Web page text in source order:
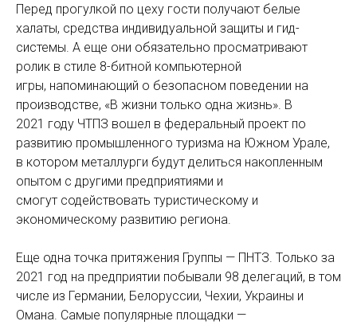
Перед прогулкой по цеху гости получают белые
халаты, средства индивидуальной защиты и гид-
системы. А еще они обязательно просматривают
ролик в стиле 8-битной компьютерной
игры, напоминающий о безопасном поведении на
производстве, «В жизни только одна жизнь». В
2021 году ЧТПЗ вошел в федеральный проект по
развитию промышленного туризма на Южном Урале,
в котором металлурги будут делиться накопленным
опытом с другими предприятиями и
смогут содействовать туристическому и
экономическому развитию региона.
Еще одна точка притяжения Группы — ПНТЗ. Только за
2021 год на предприятии побывали 98 делегаций, в том
числе из Германии, Белоруссии, Чехии, Украины и
Омана. Самые популярные площадки —